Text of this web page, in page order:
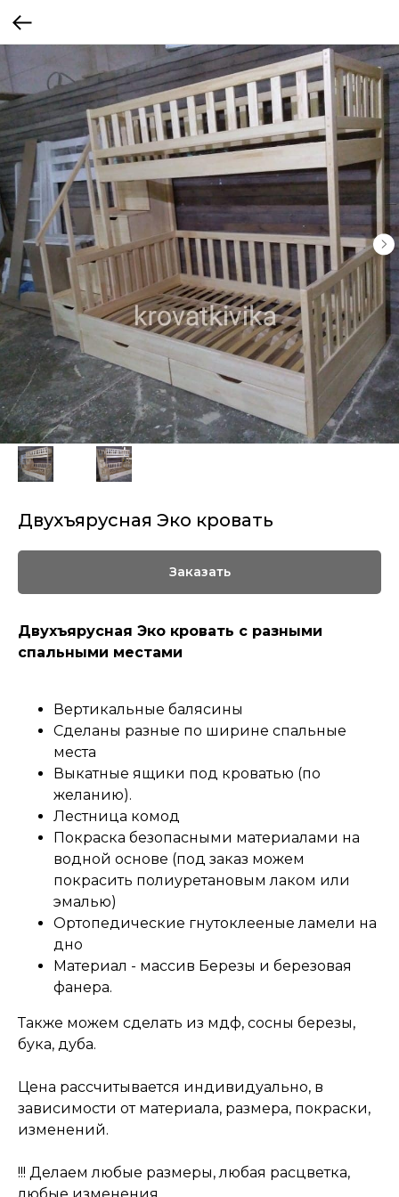
Двухъярусная Эко кровать
Заказать
Двухъярусная Эко кровать с разными
спальными местами
Вертикальные балясины
Сделаны разные по ширине спальные
места
Выкатные ящики под кроватью (по
желанию).
Лестница комод
Покраска безопасными материалами на
водной основе (под заказ можем
покрасить полиуретановым лаком или
эмалью)
Ортопедические гнутоклееные ламели на
дно
Материал - массив Березы и березовая
фанера.
Также можем сделать из мдф, сосны березы,
бука, дуба.
Цена рассчитывается индивидуально, в
зависимости от материала, размера, покраски,
изменений.
!!! Делаем любые размеры, любая расцветка,